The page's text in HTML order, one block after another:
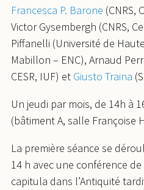
Francesca P. Barone (CNRS,
Victor Gysembergh (CNRS,
Piffanelli (Université de
Mabillon – ENC), Arnaud
CESR, IUF) et Giusto Traina
Un jeudi par mois, de 14h à
(bâtiment A, salle Françoise
La première séance se
14 h avec une conférence de
capitula dans l’Antiquité